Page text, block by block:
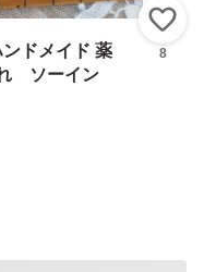
ドメイド 薬
ソーイン
8